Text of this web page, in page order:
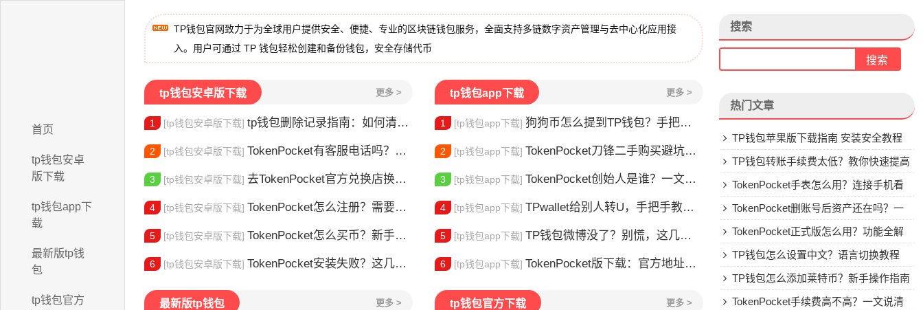
首页
tp钱包安卓
版下载
tp钱包app下
载
最新版tp钱
包
tp钱包官方
TP钱包官网致力于为全球用户提供安全、便捷、专业的区块链钱包服务，全面支持多链数字资产管理与去中心化应用接
入。用户可通过 TP 钱包轻松创建和备份钱包，安全存储代币
tp钱包安卓版下载 更多 >
1 [tp钱包安卓版下载] tp钱包删除记录指南：如何清除交易历史
2 [tp钱包安卓版下载] TokenPocket有客服电话吗？官方联系方式详解
3 [tp钱包安卓版下载] 去TokenPocket官方兑换店换币，这几个坑别再踩了
4 [tp钱包安卓版下载] TokenPocket怎么注册？需要实名认证吗？
5 [tp钱包安卓版下载] TokenPocket怎么买币？新手交易全流程详解
6 [tp钱包安卓版下载] TokenPocket安装失败？这几点最常见
tp钱包app下载 更多 >
1 [tp钱包app下载] 狗狗币怎么提到TP钱包？手把手教你安全转入
2 [tp钱包app下载] TokenPocket刀锋二手购买避坑指南
3 [tp钱包app下载] TokenPocket创始人是谁？一文了解李旭的加密钱包之路
4 [tp钱包app下载] TPwallet给别人转U，手把手教你安全转账
5 [tp钱包app下载] TP钱包微博没了？别慌，这几点你得清楚
6 [tp钱包app下载] TokenPocket版下载：官方地址与安装避坑指南
最新版tp钱包 更多 > tp钱包官方下载 更多 >
搜索
热门文章
TP钱包苹果版下载指南 安装安全教程
TP钱包转账手续费太低？教你快速提高
Gas费
TokenPocket手表怎么用？连接手机看
行情教程
TokenPocket删账号后资产还在吗？一
文讲清楚
TokenPocket正式版怎么用？功能全解
析与安全使用指南
TP钱包怎么设置中文？语言切换教程
TP钱包怎么添加莱特币？新手操作指南
TokenPocket手续费高不高？一文说清